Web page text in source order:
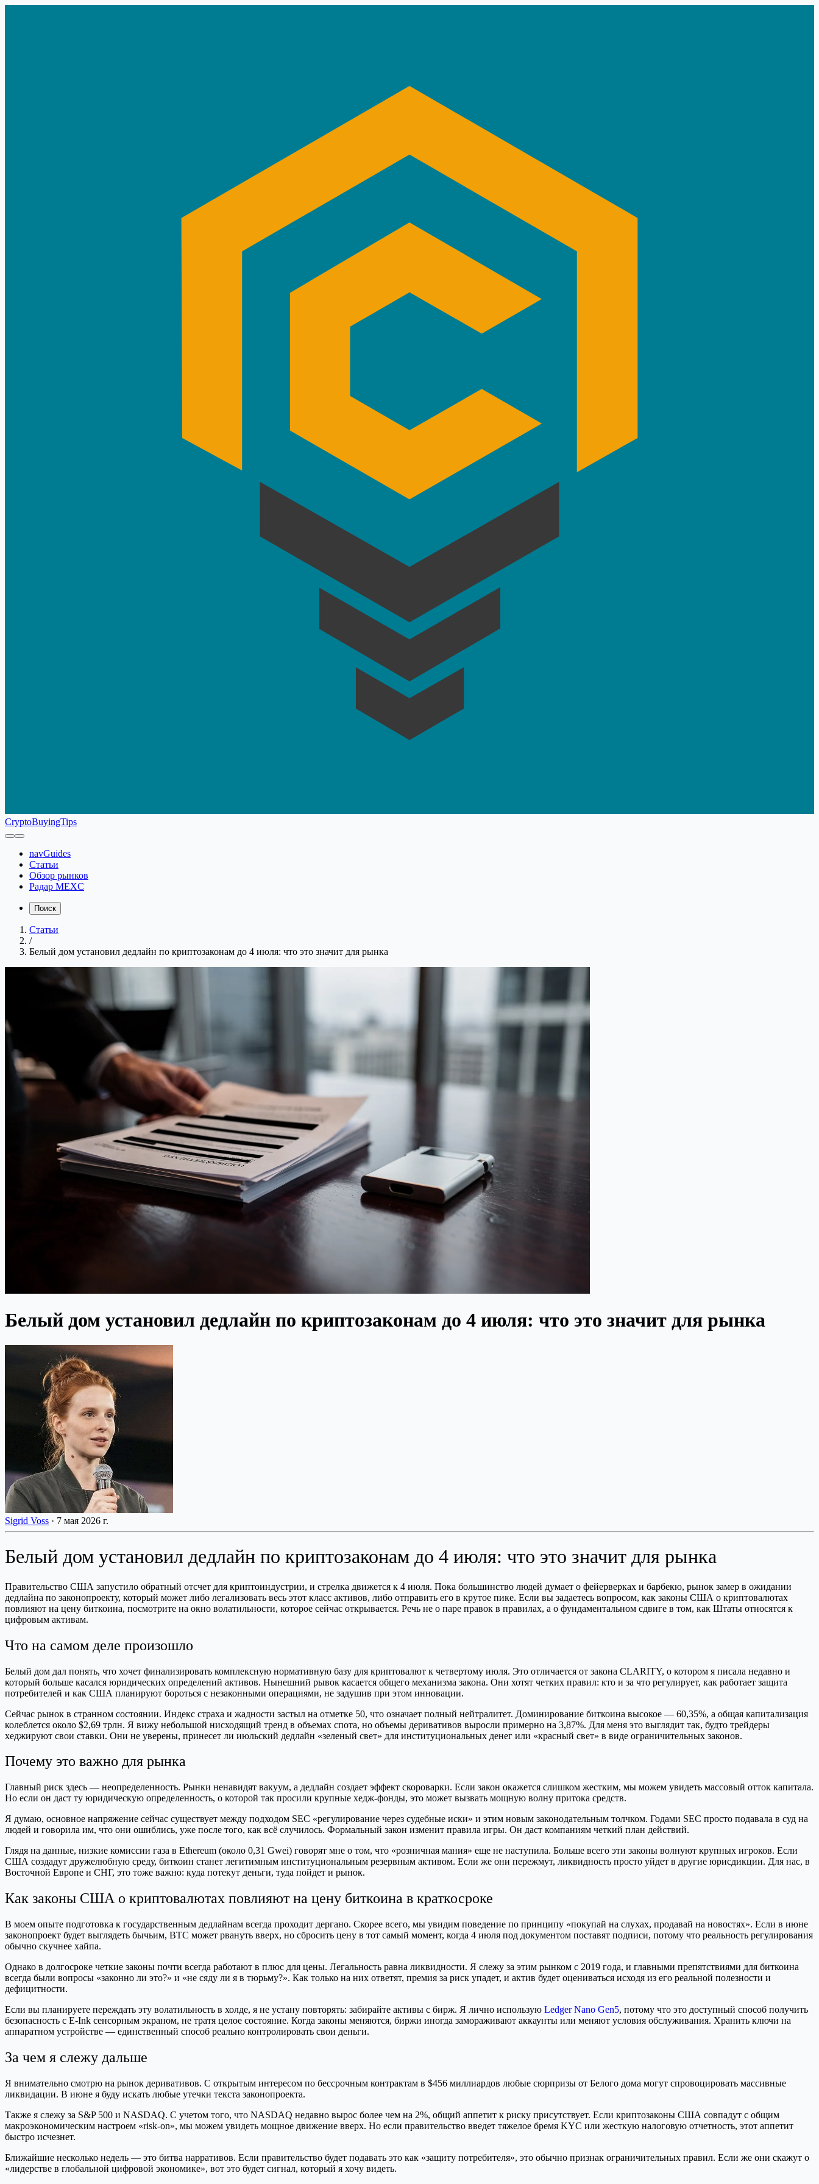
CryptoBuyingTips
navGuides
Статьи
Обзор рынков
Радар MEXC
Поиск
Статьи
/
Белый дом установил дедлайн по криптозаконам до 4 июля: что это значит для рынка
Белый дом установил дедлайн по криптозаконам до 4 июля: что это значит для рынка
Sigrid Voss · 7 мая 2026 г.
Белый дом установил дедлайн по криптозаконам до 4 июля: что это значит для рынка
Правительство США запустило обратный отсчет для криптоиндустрии, и стрелка движется к 4 июля. Пока большинство людей думает о фейерверках и барбекю, рынок замер в ожидании
дедлайна по законопроекту, который может либо легализовать весь этот класс активов, либо отправить его в крутое пике. Если вы задаетесь вопросом, как законы США о криптовалютах
повлияют на цену биткоина, посмотрите на окно волатильности, которое сейчас открывается. Речь не о паре правок в правилах, а о фундаментальном сдвиге в том, как Штаты относятся к
цифровым активам.
Что на самом деле произошло
Белый дом дал понять, что хочет финализировать комплексную нормативную базу для криптовалют к четвертому июля. Это отличается от закона CLARITY, о котором я писала недавно и
который больше касался юридических определений активов. Нынешний рывок касается общего механизма закона. Они хотят четких правил: кто и за что регулирует, как работает защита
потребителей и как США планируют бороться с незаконными операциями, не задушив при этом инновации.
Сейчас рынок в странном состоянии. Индекс страха и жадности застыл на отметке 50, что означает полный нейтралитет. Доминирование биткоина высокое — 60,35%, а общая капитализация
колеблется около $2,69 трлн. Я вижу небольшой нисходящий тренд в объемах спота, но объемы деривативов выросли примерно на 3,87%. Для меня это выглядит так, будто трейдеры
хеджируют свои ставки. Они не уверены, принесет ли июльский дедлайн «зеленый свет» для институциональных денег или «красный свет» в виде ограничительных законов.
Почему это важно для рынка
Главный риск здесь — неопределенность. Рынки ненавидят вакуум, а дедлайн создает эффект скороварки. Если закон окажется слишком жестким, мы можем увидеть массовый отток капитала.
Но если он даст ту юридическую определенность, о которой так просили крупные хедж-фонды, это может вызвать мощную волну притока средств.
Я думаю, основное напряжение сейчас существует между подходом SEC «регулирование через судебные иски» и этим новым законодательным толчком. Годами SEC просто подавала в суд на
людей и говорила им, что они ошиблись, уже после того, как всё случилось. Формальный закон изменит правила игры. Он даст компаниям четкий план действий.
Глядя на данные, низкие комиссии газа в Ethereum (около 0,31 Gwei) говорят мне о том, что «розничная мания» еще не наступила. Больше всего эти законы волнуют крупных игроков. Если
США создадут дружелюбную среду, биткоин станет легитимным институциональным резервным активом. Если же они пережмут, ликвидность просто уйдет в другие юрисдикции. Для нас, в
Восточной Европе и СНГ, это тоже важно: куда потекут деньги, туда пойдет и рынок.
Как законы США о криптовалютах повлияют на цену биткоина в краткосроке
В моем опыте подготовка к государственным дедлайнам всегда проходит дергано. Скорее всего, мы увидим поведение по принципу «покупай на слухах, продавай на новостях». Если в июне
законопроект будет выглядеть бычьим, BTC может рвануть вверх, но сбросить цену в тот самый момент, когда 4 июля под документом поставят подписи, потому что реальность регулирования
обычно скучнее хайпа.
Однако в долгосроке четкие законы почти всегда работают в плюс для цены. Легальность равна ликвидности. Я слежу за этим рынком с 2019 года, и главными препятствиями для биткоина
всегда были вопросы «законно ли это?» и «не сяду ли я в тюрьму?». Как только на них ответят, премия за риск упадет, и актив будет оцениваться исходя из его реальной полезности и
дефицитности.
Если вы планируете переждать эту волатильность в холде, я не устану повторять: забирайте активы с бирж. Я лично использую Ledger Nano Gen5, потому что это доступный способ получить
безопасность с E-Ink сенсорным экраном, не тратя целое состояние. Когда законы меняются, биржи иногда замораживают аккаунты или меняют условия обслуживания. Хранить ключи на
аппаратном устройстве — единственный способ реально контролировать свои деньги.
За чем я слежу дальше
Я внимательно смотрю на рынок деривативов. С открытым интересом по бессрочным контрактам в $456 миллиардов любые сюрпризы от Белого дома могут спровоцировать массивные
ликвидации. В июне я буду искать любые утечки текста законопроекта.
Также я слежу за S&P 500 и NASDAQ. С учетом того, что NASDAQ недавно вырос более чем на 2%, общий аппетит к риску присутствует. Если криптозаконы США совпадут с общим
макроэкономическим настроем «risk-on», мы можем увидеть мощное движение вверх. Но если правительство введет тяжелое бремя KYC или жесткую налоговую отчетность, этот аппетит
быстро исчезнет.
Ближайшие несколько недель — это битва нарративов. Если правительство будет подавать это как «защиту потребителя», это обычно признак ограничительных правил. Если же они скажут о
«лидерстве в глобальной цифровой экономике», вот это будет сигнал, который я хочу видеть.